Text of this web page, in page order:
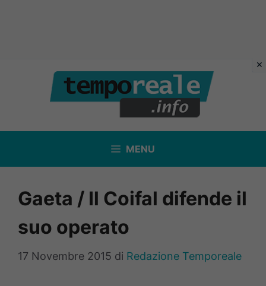
contenuto
MENU
Gaeta / Il Coifal difende il
suo operato
17 Novembre 2015 di Redazione Temporeale